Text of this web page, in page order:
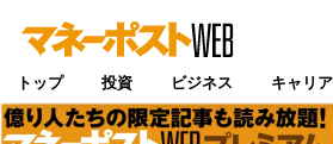
トップ 投資 ビジネス キャリア